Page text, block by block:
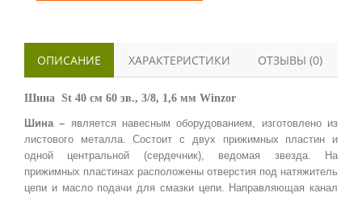
ОПИСАНИЕ ХАРАКТЕРИСТИКИ ОТЗЫВЫ (0)
Шина St 40 см 60 зв., 3/8, 1,6 мм Winzor
Шина – является навесным оборудованием, изготовлено из
листового металла. Состоит с двух прижимных пластин и
одной центральной (сердечник), ведомая звезда. На
прижимных пластинах расположены отверстия под натяжитель
цепи и масло подачи для смазки цепи. Направляющая канал